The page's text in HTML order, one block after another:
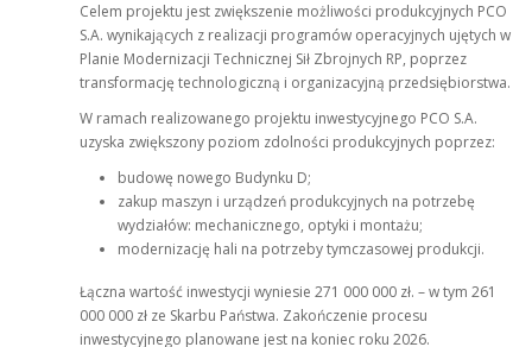
Celem projektu jest zwiększenie możliwości produkcyjnych PCO
S.A. wynikających z realizacji programów operacyjnych ujętych w
Planie Modernizacji Technicznej Sił Zbrojnych RP, poprzez
transformację technologiczną i organizacyjną przedsiębiorstwa.
W ramach realizowanego projektu inwestycyjnego PCO S.A.
uzyska zwiększony poziom zdolności produkcyjnych poprzez:
budowę nowego Budynku D;
zakup maszyn i urządzeń produkcyjnych na potrzebę
wydziałów: mechanicznego, optyki i montażu;
modernizację hali na potrzeby tymczasowej produkcji.
Łączna wartość inwestycji wyniesie 271 000 000 zł. – w tym 261
000 000 zł ze Skarbu Państwa. Zakończenie procesu
inwestycyjnego planowane jest na koniec roku 2026.